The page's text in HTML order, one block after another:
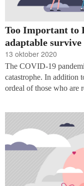
Too Important to
adaptable survive
13 oktober 2020
The COVID-19
catastrophe. In addition
ordeal of those who are
in 2020, the worst
Nations University’s
Research (WIDER)